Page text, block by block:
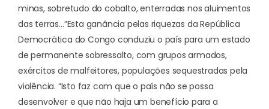
minas, sobretudo do cobalto, enterradas nos aluimentos
das terras…”Esta ganância pelas riquezas da República
Democrática do Congo conduziu o país para um estado
de permanente sobressalto, com grupos armados,
exércitos de malfeitores, populações sequestradas pela
violência. “Isto faz com que o país não se possa
desenvolver e que não haja um benefício para a